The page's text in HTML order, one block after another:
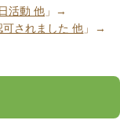
活動 他 」→
可されました 他 」→